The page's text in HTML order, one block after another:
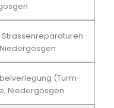
(Turm-
Niedergösgen